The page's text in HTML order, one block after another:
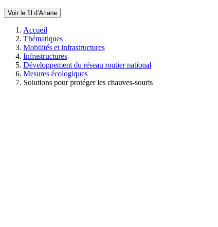
Voir le fil d’Ariane
Accueil
Thématiques
Mobilités et infrastructures
Infrastructures
Développement du réseau routier national
Mesures écologiques
Solutions pour protéger les chauves-souris